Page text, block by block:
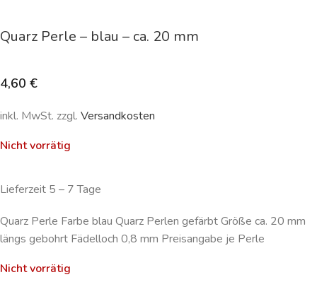
Quarz Perle – blau – ca. 20 mm
4,60 €
inkl. MwSt. zzgl. Versandkosten
Nicht vorrätig
Lieferzeit 5 – 7 Tage
Quarz Perle Farbe blau Quarz Perlen gefärbt Größe ca. 20 mm
längs gebohrt Fädelloch 0,8 mm Preisangabe je Perle
Nicht vorrätig